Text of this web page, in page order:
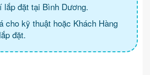
lắp đặt tại Bình Dương.
cho kỹ thuật hoặc Khách Hàng
đặt.